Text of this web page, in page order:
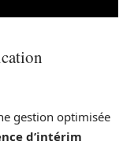
gestion optimisée
d’intérim